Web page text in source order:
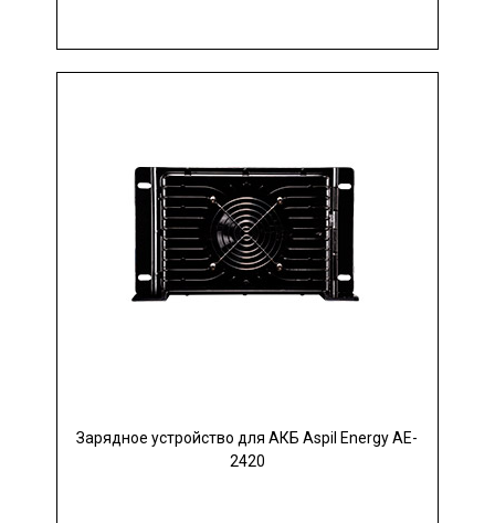
Зарядное устройство для АКБ Aspil Energy AE-
2420